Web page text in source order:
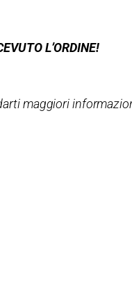
L’ORDINE!
maggiori